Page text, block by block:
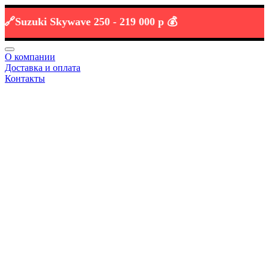
Skywave 250 -219 000 р 💰
О компании
Доставка и оплата
Контакты